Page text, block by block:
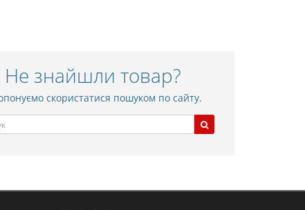
Не знайшли товар?
скористатися пошуком по сайту.